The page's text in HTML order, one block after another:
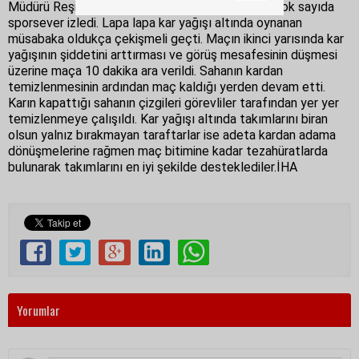
Müdürü Reşit Güldal ile bazı kurum müdürleri ve çok sayıda
sporsever izledi. Lapa lapa kar yağışı altında oynanan
müsabaka oldukça çekişmeli geçti. Maçın ikinci yarısında kar
yağışının şiddetini arttırması ve görüş mesafesinin düşmesi
üzerine maça 10 dakika ara verildi. Sahanın kardan
temizlenmesinin ardından maç kaldığı yerden devam etti.
Karın kapattığı sahanın çizgileri görevliler tarafından yer yer
temizlenmeye çalışıldı. Kar yağışı altında takımlarını biran
olsun yalnız bırakmayan taraftarlar ise adeta kardan adama
dönüşmelerine rağmen maç bitimine kadar tezahüratlarda
bulunarak takımlarını en iyi şekilde desteklediler.İHA
Yorumlar